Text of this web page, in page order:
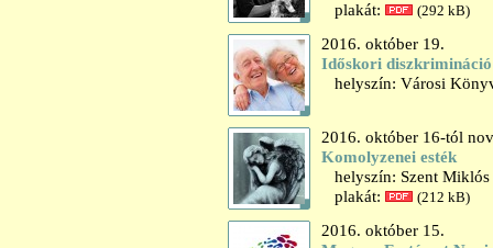
plakát:
(292 kB)
2016. október 19.
Időskori
helyszín: Városi
2016. október 16-tól
Komolyzenei esték
helyszín: Szent
plakát:
(212 kB)
2016. október 15.